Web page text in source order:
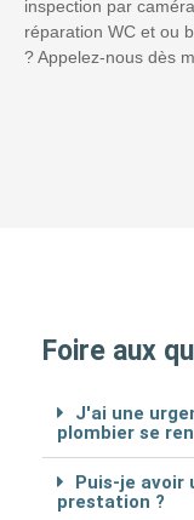
inspection par
réparation WC et ou
? Appelez-nous dès
Foire aux
J'ai une
plombier se
Puis-je avoir
prestation ?